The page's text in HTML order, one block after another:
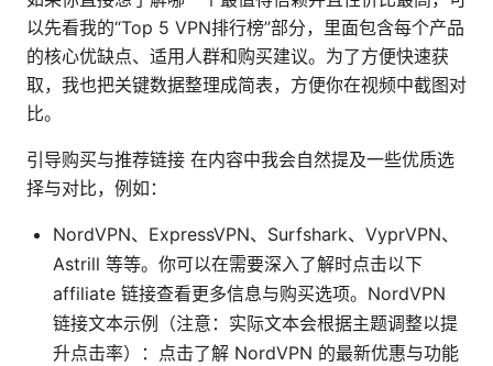
以先看我的“Top 5 VPN排行榜”部分，里面包含每个产品
的核心优缺点、适用人群和购买建议。为了方便快速获
取，我也把关键数据整理成简表，方便你在视频中截图对
比。
引导购买与推荐链接 在内容中我会自然提及一些优质选
择与对比，例如：
NordVPN、ExpressVPN、Surfshark、VyprVPN、
Astrill 等等。你可以在需要深入了解时点击以下
affiliate 链接查看更多信息与购买选项。NordVPN
链接文本示例（注意：实际文本会根据主题调整以提
升点击率）：点击了解 NordVPN 的最新优惠与功能